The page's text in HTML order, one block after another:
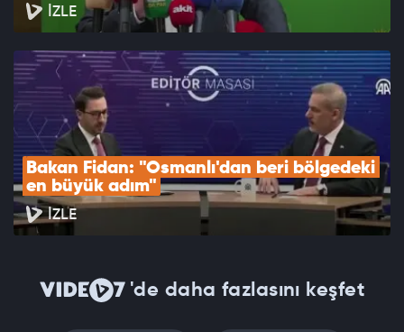
İZLE
Bakan Fidan: "Osmanlı'dan beri bölgedeki
en büyük adım"
İZLE
'de daha fazlasını keşfet